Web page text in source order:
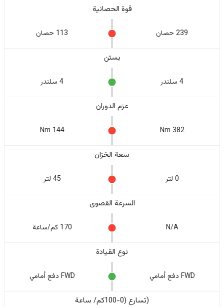
قوة الحصانية
239 حصان 113 حصان
بستن
4 سلندر 4 سلندر
عزم الدوران
382 Nm
144 Nm
سعة الخزان
0 لتر 45 لتر
السرعة القصوى
N/A 170 كم/ساعة
نوع القيادة
FWD دفع أمامي FWD دفع أمامي
(تسارع (0-100كم/ ساعة